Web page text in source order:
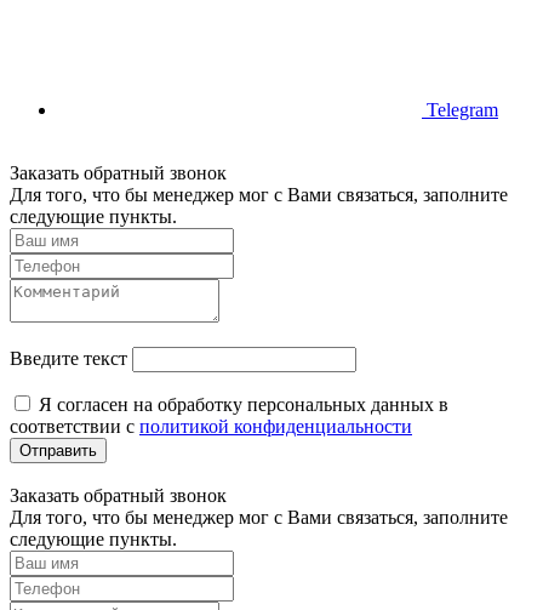
Telegram
Заказать обратный звонок
Для того, что бы менеджер мог с Вами связаться, заполните
следующие пункты.
Введите текст
Я согласен на обработку персональных данных в
соответствии с политикой конфиденциальности
Отправить
Заказать обратный звонок
Для того, что бы менеджер мог с Вами связаться, заполните
следующие пункты.